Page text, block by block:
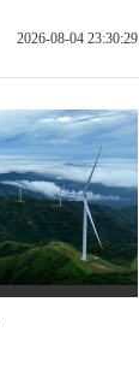
2026-08-04 23:30:29